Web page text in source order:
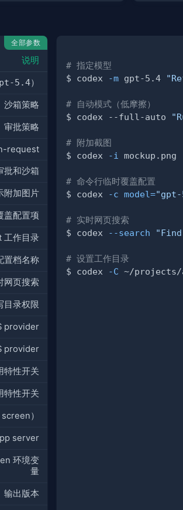
全部参数
说明
5.4）
沙箱策略
审批策略
request
批和沙箱
附加图片
盖配置项
工作目录
置档名称
网页搜索
目录权限
provider
provider
特性开关
特性开关
）
server
环境变
量
输出版本
# 指定模型
$ codex
-m gpt-5.4
# 自动模式（低摩擦）
$ codex --full-auto
# 附加截图
$ codex
-i mockup.png
# 命令行临时覆盖配置
$ codex
-c model="gpt-
# 实时网页搜索
$ codex
--search
# 设置工作目录
$ codex
-C ~/